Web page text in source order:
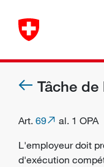
Tâche
Art. 69
al. 1 OPA
L'employeurdoit
d'exécution